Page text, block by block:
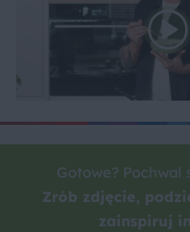
Gotowe? Pochwal
Zrób zdjęcie,
zainspiruj